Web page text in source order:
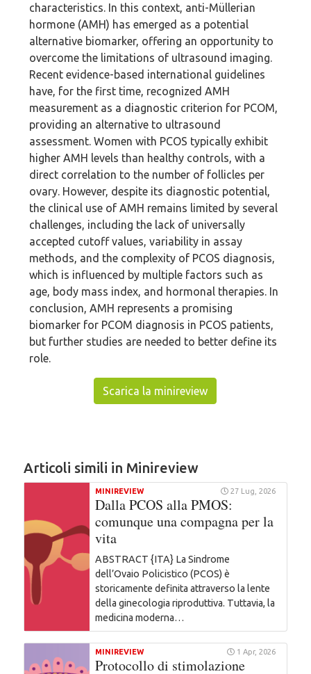
characteristics. In this context, anti-Müllerian
hormone (AMH) has emerged as a potential
alternative biomarker, offering an opportunity to
overcome the limitations of ultrasound imaging.
Recent evidence-based international guidelines
have, for the first time, recognized AMH
measurement as a diagnostic criterion for PCOM,
providing an alternative to ultrasound
assessment. Women with PCOS typically exhibit
higher AMH levels than healthy controls, with a
direct correlation to the number of follicles per
ovary. However, despite its diagnostic potential,
the clinical use of AMH remains limited by several
challenges, including the lack of universally
accepted cutoff values, variability in assay
methods, and the complexity of PCOS diagnosis,
which is influenced by multiple factors such as
age, body mass index, and hormonal therapies. In
conclusion, AMH represents a promising
biomarker for PCOM diagnosis in PCOS patients,
but further studies are needed to better define its
role.
Scarica la minireview
Articoli simili in Minireview
MINIREVIEW 27 Lug, 2026
Dalla PCOS alla PMOS:
comunque una compagna per la
vita
ABSTRACT {ITA} La Sindrome
dell’Ovaio Policistico (PCOS) è
storicamente definita attraverso la lente
della ginecologia riproduttiva. Tuttavia, la
medicina moderna…
MINIREVIEW 1 Apr, 2026
Protocollo di stimolazione